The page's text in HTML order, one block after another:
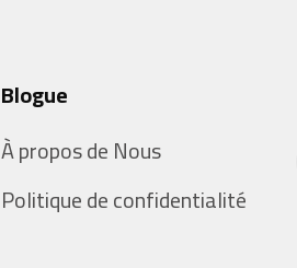
Blogue
À propos de Nous
Politique de confidentialité